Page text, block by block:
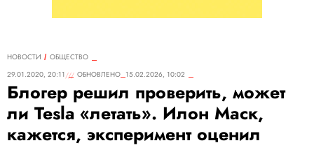
НОВОСТИ
ОБЩЕСТВО
29.01.2020, 20:11
ОБНОВЛЕНО 15.02.2026, 10:02
Блогер решил проверить, может
ли Tesla «летать». Илон Маск,
кажется, эксперимент оценил